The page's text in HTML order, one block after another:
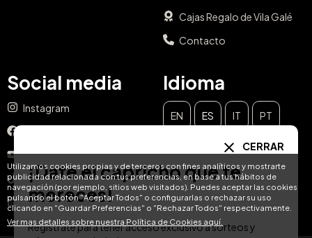
Utilizamos cookies propias y de terceros con fines analíticos y mostrarte
publicidad relacionada con tus preferencias, en base a tus hábitos de
navegación (por ejemplo, sitios web visitados). Puedes aceptar las cookies
pulsando el botón "Aceptar Todos" o configurarlas o rechazar su uso
clicando en "Guardar Preferencias" o "Rechazar Todos" respectivamente.
Ver mas detalles sobre nuestra Política de Cookies aquí.
Cajas Regalo de Vila Galé
Contacto
Social media
Instagram
YouTube
TikTok
LinkedIn
Idioma
EN ES IT PT
NLCERRAR
¡Date el capricho que te
mereces!
Regístrate para tener acceso exclusivo a sorteos y